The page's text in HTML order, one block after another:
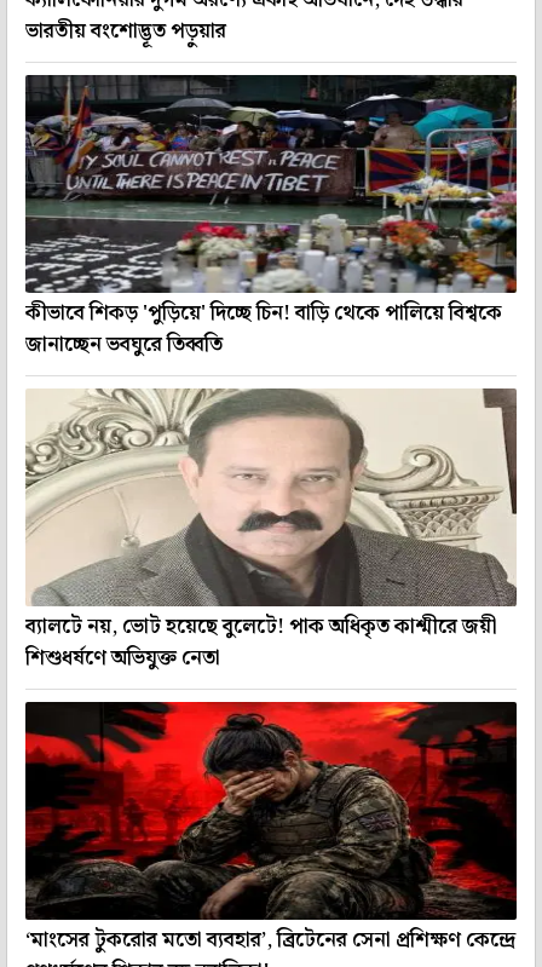
ভারতীয় বংশোদ্ভূত পড়ুয়ার
কীভাবে শিকড় 'পুড়িয়ে' দিচ্ছে চিন! বাড়ি থেকে পালিয়ে বিশ্বকে
জানাচ্ছেন ভবঘুরে তিব্বতি
ব্যালটে নয়, ভোট হয়েছে বুলেটে! পাক অধিকৃত কাশ্মীরে জয়ী
শিশুধর্ষণে অভিযুক্ত নেতা
‘মাংসের টুকরোর মতো ব্যবহার’, ব্রিটেনের সেনা প্রশিক্ষণ কেন্দ্রে